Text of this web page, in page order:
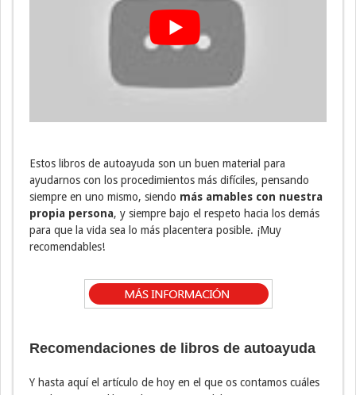
Estos libros de autoayuda son un buen material para
ayudarnos con los procedimientos más difíciles, pensando
siempre en uno mismo, siendo más amables con nuestra
propia persona, y siempre bajo el respeto hacia los demás
para que la vida sea lo más placentera posible. ¡Muy
recomendables!
Recomendaciones de libros de autoayuda
Y hasta aquí el artículo de hoy en el que os contamos cuáles